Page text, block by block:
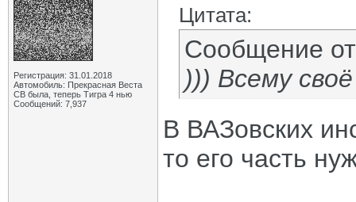
Регистрация: 31.01.2018
Автомобиль: Прекрасная Веста
СВ была, теперь Тигра 4 нью
Сообщений: 7,937
Цитата:
Сообщение
))) Всему
В ВАЗовских
то его часть